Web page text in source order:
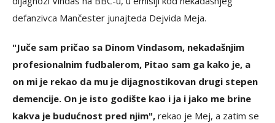
defanzivca Mančester junajteda Dejvida Meja.
"Juče sam pričao sa Dinom Vindasom, nekadašnjim
profesionalnim fudbalerom, Pitao sam ga kako je, a
on mi je rekao da mu je dijagnostikovan drugi stepen
demencije. On je isto godište kao i ja i jako me brine
kakva je budućnost pred njim", rekao je Mej, a zatim se